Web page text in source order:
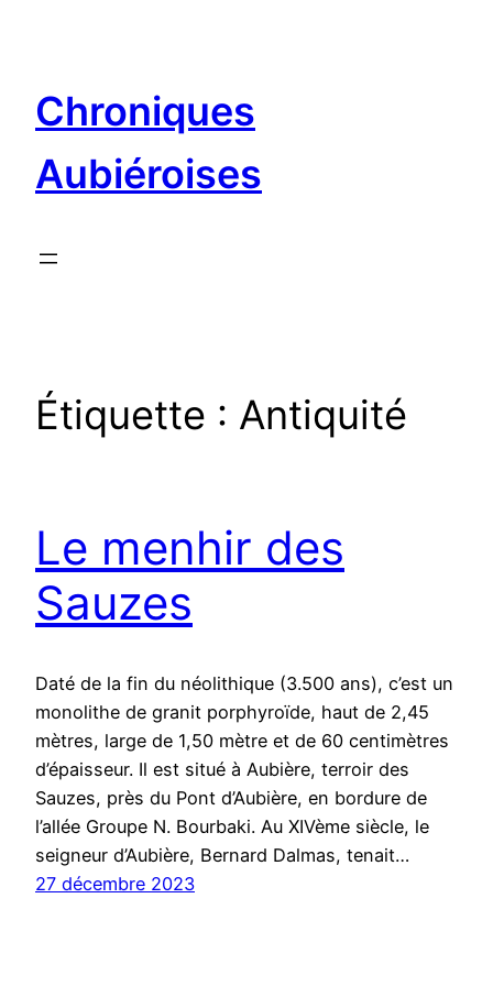
Chroniques
Aubiéroises
Étiquette : Antiquité
Le menhir des
Sauzes
Daté de la fin du néolithique (3.500 ans), c’est un
monolithe de granit porphyroïde, haut de 2,45
mètres, large de 1,50 mètre et de 60 centimètres
d’épaisseur. Il est situé à Aubière, terroir des
Sauzes, près du Pont d’Aubière, en bordure de
l’allée Groupe N. Bourbaki. Au XIVème siècle, le
seigneur d’Aubière, Bernard Dalmas, tenait…
27 décembre 2023